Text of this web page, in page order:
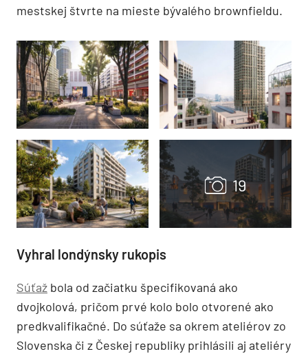
mestskej štvrte na mieste bývalého brownfieldu.
Vyhral londýnsky rukopis
Súťaž bola od začiatku špecifikovaná ako
dvojkolová, pričom prvé kolo bolo otvorené ako
predkvalifikačné. Do súťaže sa okrem ateliérov zo
Slovenska či z Českej republiky prihlásili aj ateliéry